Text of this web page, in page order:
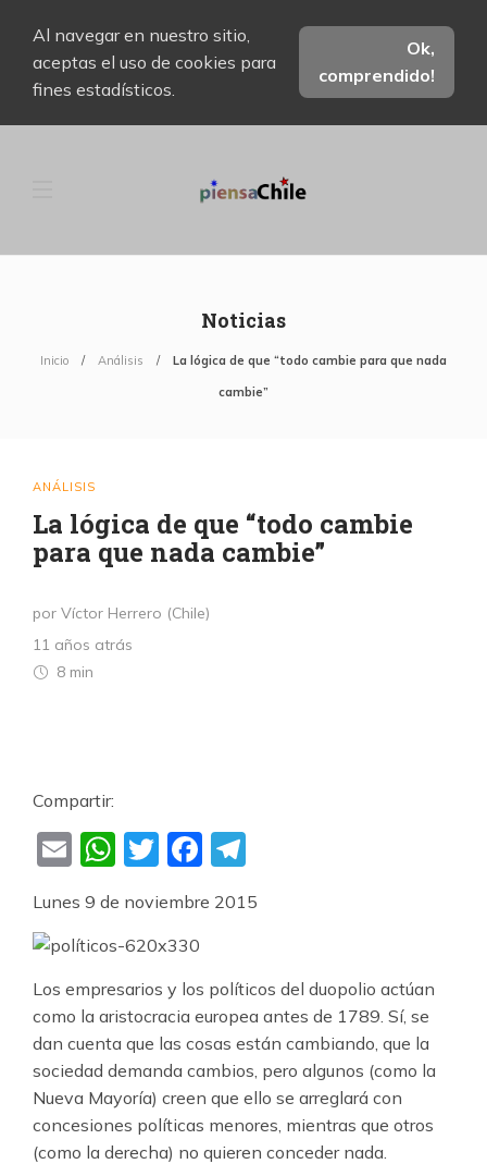
Al navegar en nuestro sitio,
aceptas el uso de cookies para
fines estadísticos.
Ok,
comprendido!
Noticias
Inicio Análisis La lógica de que “todo cambie para que nada
cambie”
ANÁLISIS
La lógica de que “todo cambie
para que nada cambie”
por Víctor Herrero (Chile)
11 años atrás
8 min
Compartir:
EmailWhatsApp
TwitterFacebook
Lunes 9 de noviembre 2015
Los empresarios y los políticos del duopolio actúan
como la aristocracia europea antes de 1789. Sí, se
dan cuenta que las cosas están cambiando, que la
sociedad demanda cambios, pero algunos (como la
Nueva Mayoría) creen que ello se arreglará con
concesiones políticas menores, mientras que otros
(como la derecha) no quieren conceder nada.